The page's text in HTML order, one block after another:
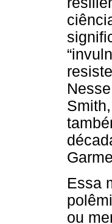
Essa
ou